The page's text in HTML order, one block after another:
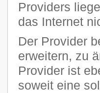
Providers
das Internet
Der Provider
erweitern, zu
Provider ist
soweit eine